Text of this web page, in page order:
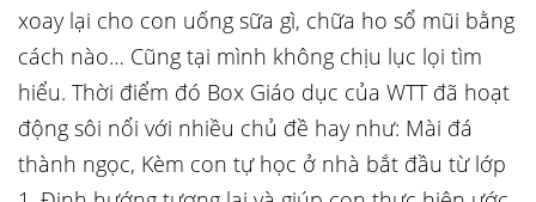
xoay lại cho con uống sữa gì, chữa ho sổ mũi bằng
cách nào… Cũng tại mình không chịu lục lọi tìm
hiểu. Thời điểm đó Box Giáo dục của WTT đã hoạt
động sôi nổi với nhiều chủ đề hay như: Mài đá
thành ngọc, Kèm con tự học ở nhà bắt đầu từ lớp